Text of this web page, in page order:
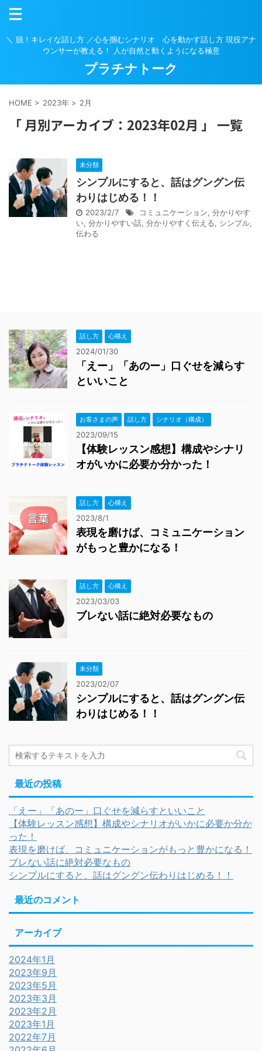
＼ 脱！キレイな話し方 ／心を掴むシナリオ 心を動かす話し方 現役アナ
ウンサーが教える！ 人が自然と動くようになる極意
プラチナトーク
HOME > 2023年 > 2月
「 月別アーカイブ：2023年02月 」 一覧
未分類
シンプルにすると、話はグングン伝
わりはじめる！！
2023/2/7 コミュニケーション, 分かりやす
い, 分かりやすい話, 分かりやすく伝える, シンプル,
伝わる
話し方 心構え
2024/01/30
「えー」「あのー」口ぐせを減らす
といいこと
お客さまの声 話し方 シナリオ（構成）
2023/09/15
【体験レッスン感想】構成やシナリ
オがいかに必要か分かった！
話し方 心構え
2023/8/1
表現を磨けば、コミュニケーション
がもっと豊かになる！
話し方 心構え
2023/03/03
ブレない話に絶対必要なもの
未分類
2023/02/07
シンプルにすると、話はグングン伝
わりはじめる！！
最近の投稿
「えー」「あのー」口ぐせを減らすといいこと
【体験レッスン感想】構成やシナリオがいかに必要か分か
った！
表現を磨けば、コミュニケーションがもっと豊かになる！
ブレない話に絶対必要なもの
シンプルにすると、話はグングン伝わりはじめる！！
最近のコメント
アーカイブ
2024年1月
2023年9月
2023年5月
2023年3月
2023年2月
2023年1月
2022年7月